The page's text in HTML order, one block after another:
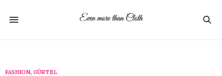
FASHION, GÜRTEL